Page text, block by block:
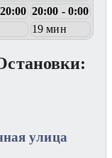
20:00 - 0:00
19 мин
улица